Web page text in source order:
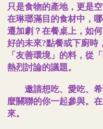
只是食物的產地，更是
在琳瑯滿目的食材中，
遷加劇？在餐桌上，如
好的未來?點餐或下廚時
「友善環境」的料，從
熱烈討論的議題。
邀請想吃、愛吃、希
麼關聯的你一起參與。
來。